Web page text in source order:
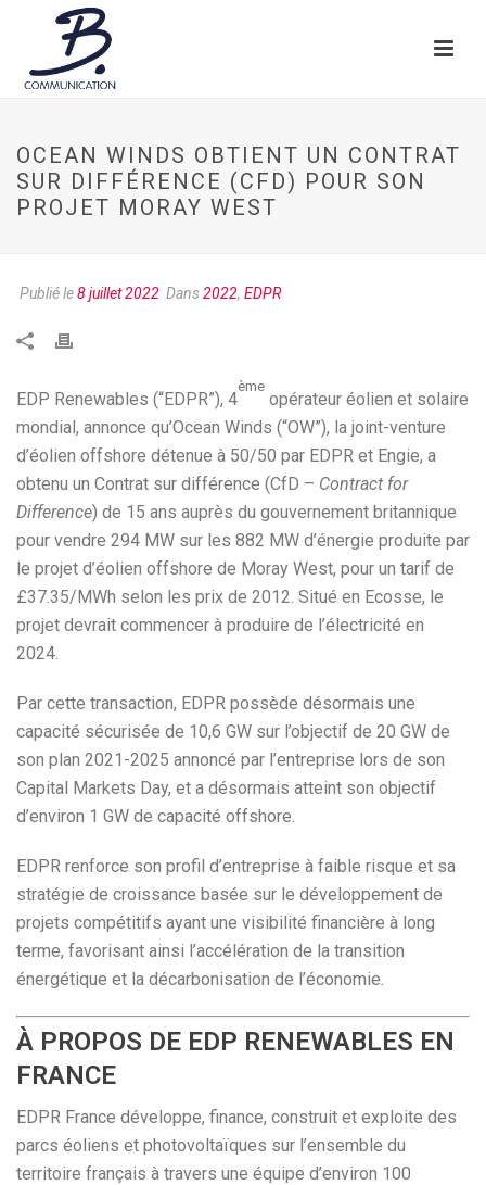
OCEAN WINDS OBTIENT UN CONTRAT
SUR DIFFÉRENCE (CFD) POUR SON
PROJET MORAY WEST
Publié le8 juillet 2022 Dans2022, EDPR
EDP Renewables (“EDPR”), 4
ème
opérateur éolien et solaire
mondial, annonce qu’Ocean Winds (“OW”), la joint-venture
d’éolien offshore détenue à 50/50 par EDPR et Engie, a
obtenu un Contrat sur différence (CfD – Contract for
Difference) de 15 ans auprès du gouvernement britannique
pour vendre 294 MW sur les 882 MW d’énergie produite par
le projet d’éolien offshore de Moray West, pour un tarif de
£37.35/MWh selon les prix de 2012. Situé en Ecosse, le
projet devrait commencer à produire de l’électricité en
2024.
Par cette transaction, EDPR possède désormais une
capacité sécurisée de 10,6 GW sur l’objectif de 20 GW de
son plan 2021-2025 annoncé par l’entreprise lors de son
Capital Markets Day, et a désormais atteint son objectif
d’environ 1 GW de capacité offshore.
EDPR renforce son profil d’entreprise à faible risque et sa
stratégie de croissance basée sur le développement de
projets compétitifs ayant une visibilité financière à long
terme, favorisant ainsi l’accélération de la transition
énergétique et la décarbonisation de l’économie.
À PROPOS DE EDP RENEWABLES EN
FRANCE
EDPR France développe, finance, construit et exploite des
parcs éoliens et photovoltaïques sur l’ensemble du
territoire français à travers une équipe d’environ 100